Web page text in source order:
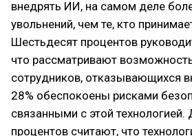
внедрять ИИ, на самом деле
увольнений, чем те, кто
Шестьдесят процентов
что рассматривают
сотрудников, отказывающихся
28% обеспокоены рисками
связанными с этой
процентов считают, что